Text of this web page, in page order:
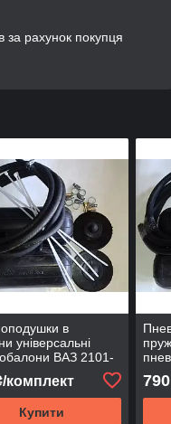
за рахунок покупця
в
універсальні
ВАЗ 2101-
Купити
790